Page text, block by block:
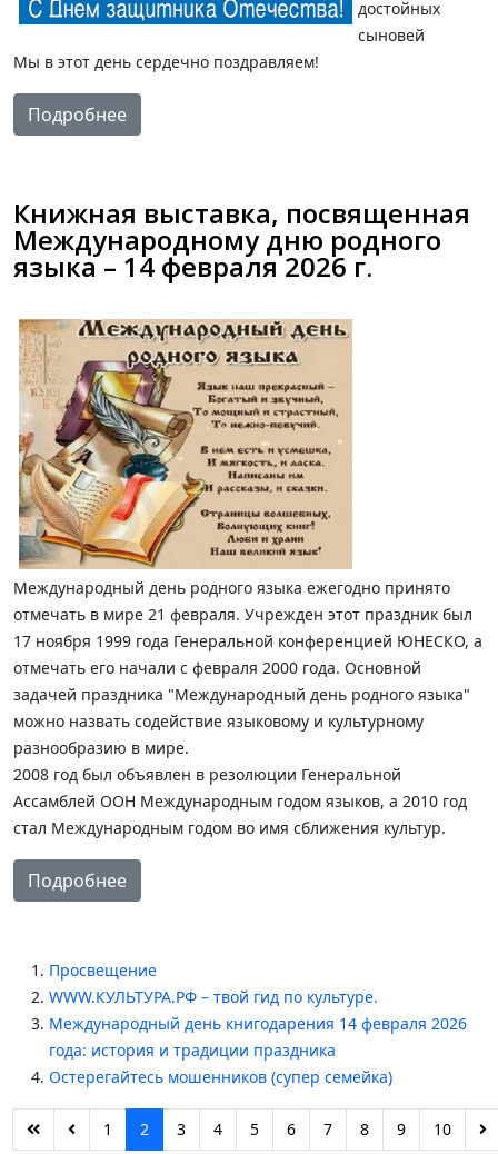
достойных
сыновей
Мы в этот день сердечно поздравляем!
Подробнее
Книжная выставка, посвященная
Международному дню родного
языка – 14 февраля 2026 г.
Международный день родного языка ежегодно принято
отмечать в мире 21 февраля. Учрежден этот праздник был
17 ноября 1999 года Генеральной конференцией ЮНЕСКО, а
отмечать его начали с февраля 2000 года. Основной
задачей праздника "Международный день родного языка"
можно назвать содействие языковому и культурному
разнообразию в мире.
2008 год был объявлен в резолюции Генеральной
Ассамблей ООН Международным годом языков, а 2010 год
стал Международным годом во имя сближения культур.
Подробнее
Просвещение
WWW.КУЛЬТУРА.РФ – твой гид по культуре.
Международный день книгодарения 14 февраля 2026
года: история и традиции праздника
Остерегайтесь мошенников (супер семейка)
1 2 3 4 5 6 7 8 9 10